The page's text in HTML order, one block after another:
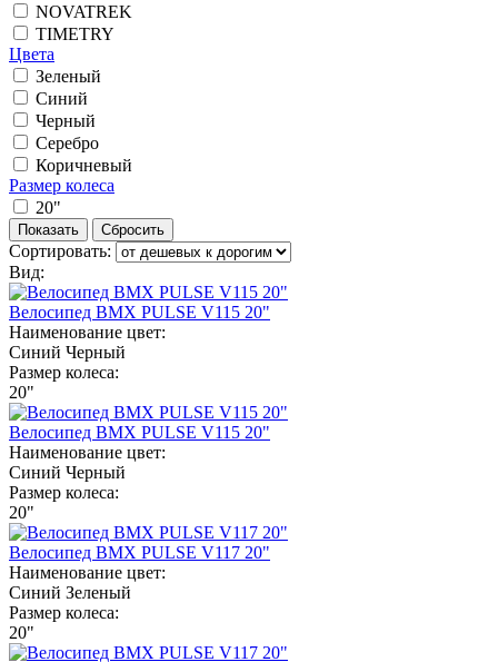
NOVATREK
TIMETRY
Цвета
Зеленый
Синий
Черный
Серебро
Коричневый
Размер колеса
20"
Сортировать:
Вид:
Велосипед BMX PULSE V115 20"
Наименование цвет:
Синий Черный
Размер колеса:
20"
Велосипед BMX PULSE V115 20"
Наименование цвет:
Синий Черный
Размер колеса:
20"
Велосипед BMX PULSE V117 20"
Наименование цвет:
Синий Зеленый
Размер колеса:
20"